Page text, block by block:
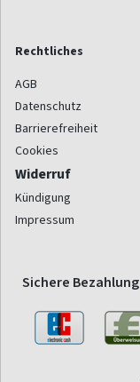
Rechtliches
AGB
Datenschutz
Barrierefreiheit
Cookies
Widerruf
Kündigung
Impressum
Sichere Bezahlung